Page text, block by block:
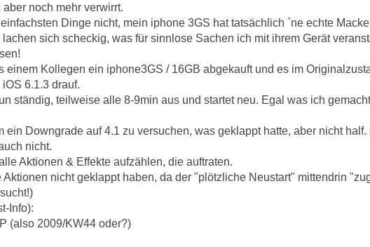
noch mehr verwirrt.
Dinge nicht, mein iphone 3GS hat tatsächlich `ne echte
sich scheckig, was für sinnlose Sachen ich mit ihrem Gerät
einem Kollegen ein iphone3GS / 16GB abgekauft und es im
6.1.3 drauf.
ständig, teilweise alle 8-9min aus und startet neu. Egal was ich
ein Downgrade auf 4.1 zu versuchen, was geklappt hatte, aber nicht
nicht.
Aktionen & Effekte aufzählen, die auftraten.
Aktionen nicht geklappt haben, da der "plötzliche Neustart" mittendrin
Info):
(also 2009/KW44 oder?)